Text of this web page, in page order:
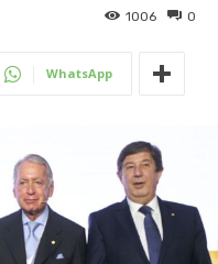
0
1006
WhatsApp